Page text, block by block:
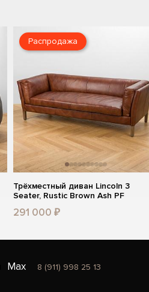
Распродажа
Трёхместный диван Lincoln 3
Seater, Rustic Brown Ash PF
291 000 ₽
Max 8 (911) 998 25 13